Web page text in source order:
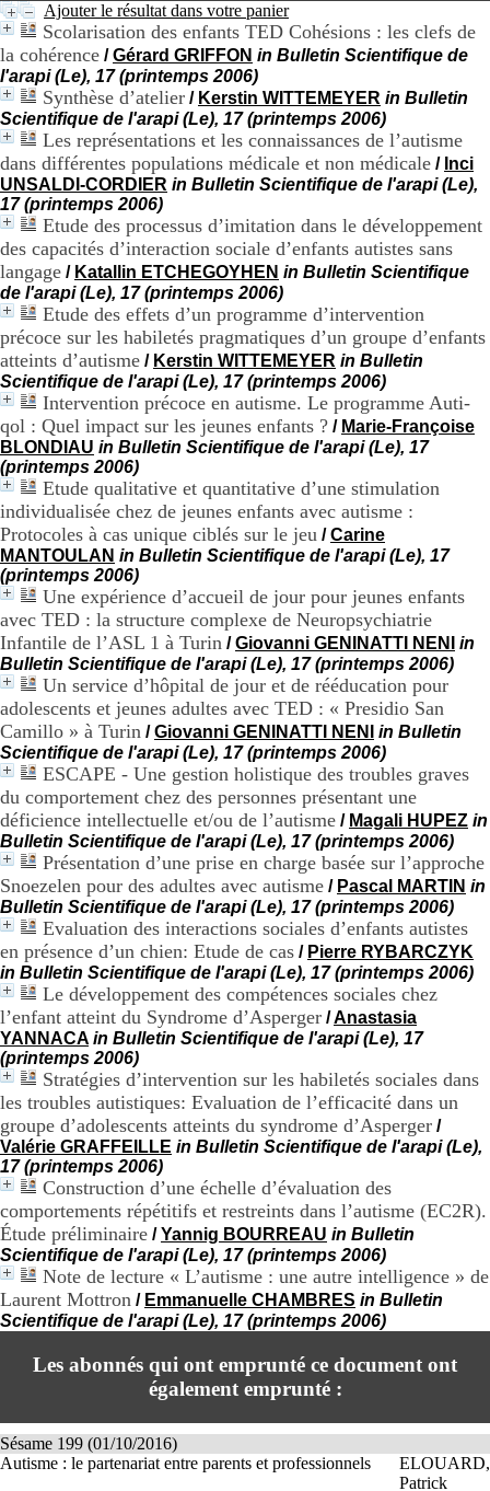
Ajouter le résultat dans votre panier
Scolarisation des enfants TED Cohésions : les clefs de
la cohérence /Gérard GRIFFON in Bulletin Scientifique de
l'arapi (Le), 17 (printemps 2006)
Synthèse d’atelier / Kerstin WITTEMEYER in Bulletin
Scientifique de l'arapi (Le), 17 (printemps 2006)
Les représentations et les connaissances de l’autisme
dans différentes populations médicale et non médicale / Inci
UNSALDI-CORDIER in Bulletin Scientifique de l'arapi (Le),
17 (printemps 2006)
Etude des processus d’imitation dans le développement
des capacités d’interaction sociale d’enfants autistes sans
langage / Katallin ETCHEGOYHEN in Bulletin Scientifique
de l'arapi (Le), 17 (printemps 2006)
Etude des effets d’un programme d’intervention
précoce sur les habiletés pragmatiques d’un groupe d’enfants
atteints d’autisme / Kerstin WITTEMEYER in Bulletin
Scientifique de l'arapi (Le), 17 (printemps 2006)
Intervention précoce en autisme. Le programme Auti-
qol : Quel impact sur les jeunes enfants ? / Marie-Françoise
BLONDIAU in Bulletin Scientifique de l'arapi (Le), 17
(printemps 2006)
Etude qualitative et quantitative d’une stimulation
individualisée chez de jeunes enfants avec autisme :
Protocoles à cas unique ciblés sur le jeu /Carine
MANTOULAN in Bulletin Scientifique de l'arapi (Le), 17
(printemps 2006)
Une expérience d’accueil de jour pour jeunes enfants
avec TED : la structure complexe de Neuropsychiatrie
Infantile de l’ASL 1 à Turin /Giovanni GENINATTI NENI
in
Bulletin Scientifique de l'arapi (Le), 17 (printemps 2006)
Un service d’hôpital de jour et de rééducation pour
adolescents et jeunes adultes avec TED : « Presidio San
Camillo » à Turin /Giovanni GENINATTI NENI
in Bulletin
Scientifique de l'arapi (Le), 17 (printemps 2006)
ESCAPE - Une gestion holistique des troubles graves
du comportement chez des personnes présentant une
déficience intellectuelle et/ou de l’autisme / Magali HUPEZ in
Bulletin Scientifique de l'arapi (Le), 17 (printemps 2006)
Présentation d’une prise en charge basée sur l’approche
Snoezelen pour des adultes avec autisme / Pascal MARTIN in
Bulletin Scientifique de l'arapi (Le), 17 (printemps 2006)
Evaluation des interactions sociales d’enfants autistes
en présence d’un chien: Etude de cas / Pierre RYBARCZYK
in Bulletin Scientifique de l'arapi (Le), 17 (printemps 2006)
Le développement des compétences sociales chez
l’enfant atteint du Syndrome d’Asperger /Anastasia
YANNACA in Bulletin Scientifique de l'arapi (Le), 17
(printemps 2006)
Stratégies d’intervention sur les habiletés sociales dans
les troubles autistiques: Evaluation de l’efficacité dans un
groupe d’adolescents atteints du syndrome d’Asperger /
Valérie GRAFFEILLE in Bulletin Scientifique de l'arapi (Le),
17 (printemps 2006)
Construction d’une échelle d’évaluation des
comportements répétitifs et restreints dans l’autisme (EC2R).
Étude préliminaire /Yannig BOURREAU in Bulletin
Scientifique de l'arapi (Le), 17 (printemps 2006)
Note de lecture « L’autisme : une autre intelligence » de
Laurent Mottron / Emmanuelle CHAMBRES in Bulletin
Scientifique de l'arapi (Le), 17 (printemps 2006)
Les abonnés qui ont emprunté ce document ont
également emprunté :
Sésame 199 (01/10/2016)
Autisme : le partenariat entre parents et professionnels
ELOUARD,
Patrick
e
H
o
s
p
i
t
a
l
r
l
e
V
n
a
t
i
e
r
,
â
.
2
1
9
5
,
B
d
P
i
n
e
F
-
6
9
6
7
7
B
R
O
N
H
o
a
r
e
s
L
u
n
d
i
a
u
V
n
d
e
d
i